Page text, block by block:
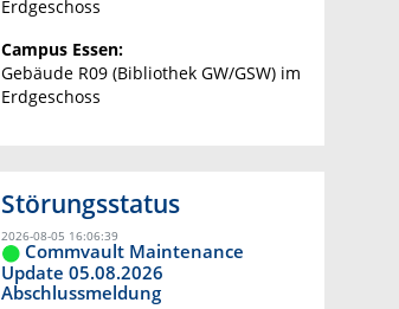
Erdgeschoss
Campus Essen:
Gebäude R09 (Bibliothek GW/GSW) im
Erdgeschoss
Störungsstatus
2026-08-05 16:06:39
Commvault Maintenance
Update 05.08.2026
Abschlussmeldung